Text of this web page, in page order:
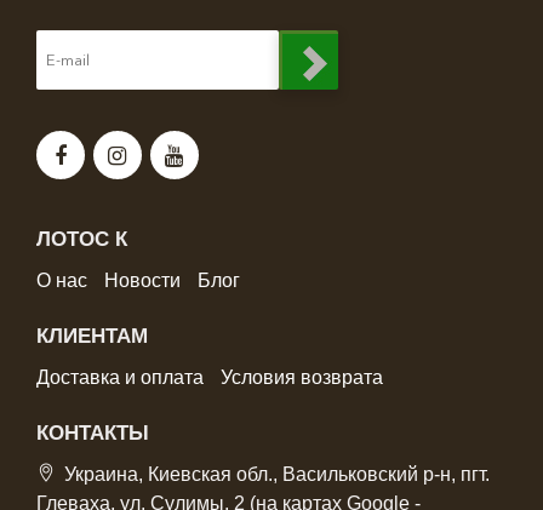
ЛОТОС К
О нас Новости Блог
КЛИЕНТАМ
Доставка и оплата Условия возврата
КОНТАКТЫ
Украина, Киевская обл., Васильковский р-н, пгт.
Глеваха, ул. Сулимы, 2 (на картах Google -